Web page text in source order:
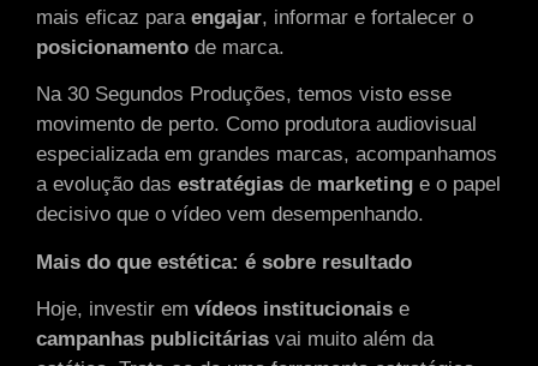
mais eficaz para engajar, informar e fortalecer o
posicionamento de marca.
Na 30 Segundos Produções, temos visto esse
movimento de perto. Como produtora audiovisual
especializada em grandes marcas, acompanhamos
a evolução das estratégias de marketing e o papel
decisivo que o vídeo vem desempenhando.
Mais do que estética: é sobre resultado
Hoje, investir em vídeos institucionais e
campanhas publicitárias vai muito além da